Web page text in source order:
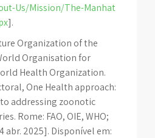
Us/Mission/The-Manhat
].
Organization of the
Organisation for
Health Organization.
One Health approach:
addressing zoonotic
Rome: FAO, OIE, WHO;
abr. 2025]. Disponível em: